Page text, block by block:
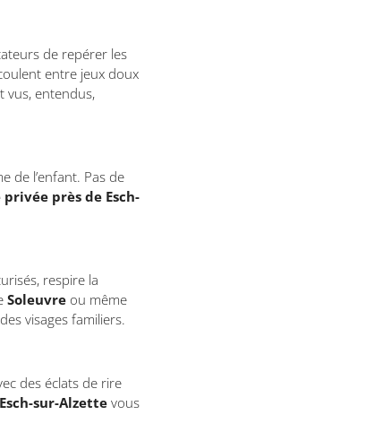
de repérer les
entre jeux doux
vus, entendus,
de l’enfant. Pas de
près de Esch-
respire la
Soleuvre ou même
visages familiers.
des éclats de rire
sur-Alzette vous